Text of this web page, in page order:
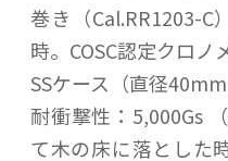
巻き（Cal.RR1203-
時。COSC認定クロノ
SSケース（直径
耐衝撃性：5,000Gs
て木の床に落とした